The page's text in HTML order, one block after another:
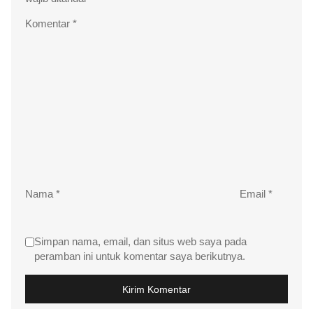
Komentar *
Nama* Email *
Simpan nama, email, dan situs web saya pada
peramban ini untuk komentar saya berikutnya.